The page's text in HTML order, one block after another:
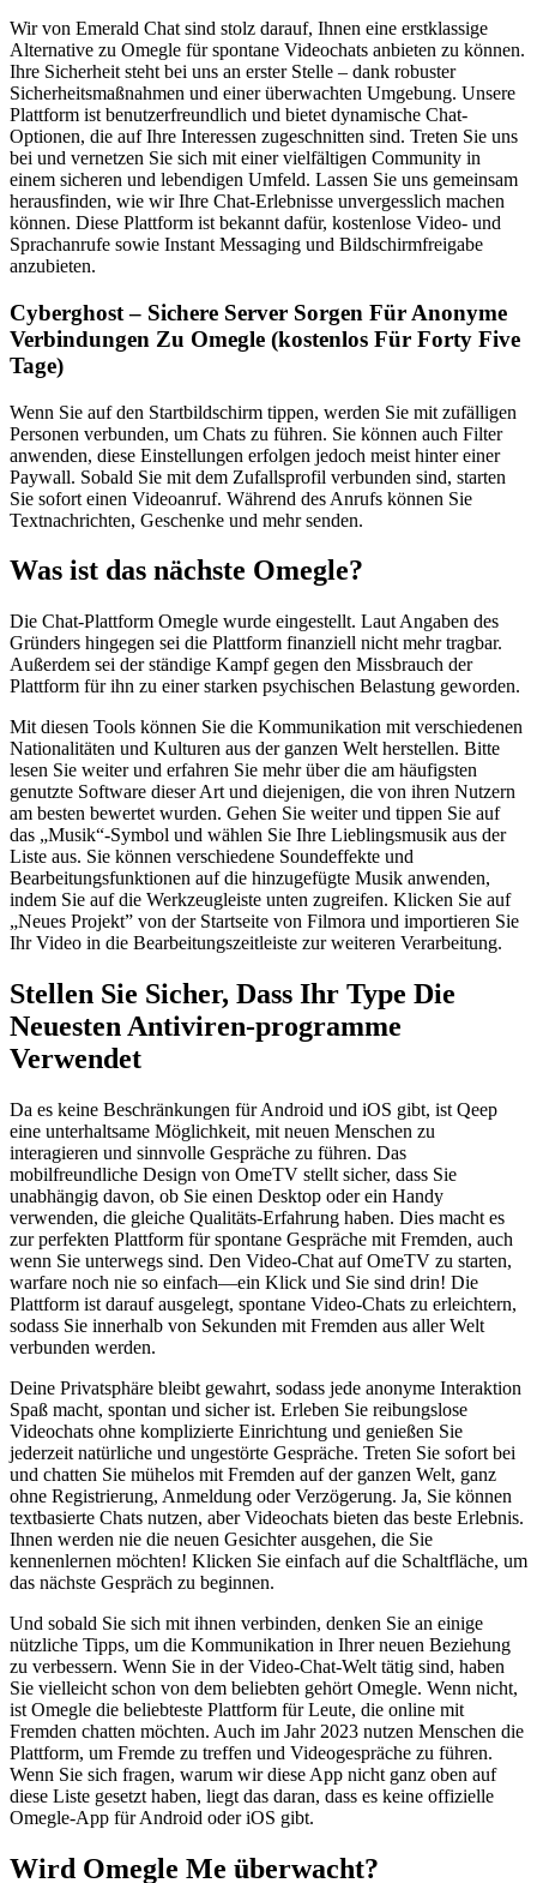
Wir von Emerald Chat sind stolz darauf, Ihnen eine erstklassige
Alternative zu Omegle für spontane Videochats anbieten zu können.
Ihre Sicherheit steht bei uns an erster Stelle – dank robuster
Sicherheitsmaßnahmen und einer überwachten Umgebung. Unsere
Plattform ist benutzerfreundlich und bietet dynamische Chat-
Optionen, die auf Ihre Interessen zugeschnitten sind. Treten Sie uns
bei und vernetzen Sie sich mit einer vielfältigen Community in
einem sicheren und lebendigen Umfeld. Lassen Sie uns gemeinsam
herausfinden, wie wir Ihre Chat-Erlebnisse unvergesslich machen
können. Diese Plattform ist bekannt dafür, kostenlose Video- und
Sprachanrufe sowie Instant Messaging und Bildschirmfreigabe
anzubieten.
Cyberghost – Sichere Server Sorgen Für Anonyme
Verbindungen Zu Omegle (kostenlos Für Forty Five
Tage)
Wenn Sie auf den Startbildschirm tippen, werden Sie mit zufälligen
Personen verbunden, um Chats zu führen. Sie können auch Filter
anwenden, diese Einstellungen erfolgen jedoch meist hinter einer
Paywall. Sobald Sie mit dem Zufallsprofil verbunden sind, starten
Sie sofort einen Videoanruf. Während des Anrufs können Sie
Textnachrichten, Geschenke und mehr senden.
Was ist das nächste Omegle?
Die Chat-Plattform Omegle wurde eingestellt. Laut Angaben des
Gründers hingegen sei die Plattform finanziell nicht mehr tragbar.
Außerdem sei der ständige Kampf gegen den Missbrauch der
Plattform für ihn zu einer starken psychischen Belastung geworden.
Mit diesen Tools können Sie die Kommunikation mit verschiedenen
Nationalitäten und Kulturen aus der ganzen Welt herstellen. Bitte
lesen Sie weiter und erfahren Sie mehr über die am häufigsten
genutzte Software dieser Art und diejenigen, die von ihren Nutzern
am besten bewertet wurden. Gehen Sie weiter und tippen Sie auf
das „Musik“-Symbol und wählen Sie Ihre Lieblingsmusik aus der
Liste aus. Sie können verschiedene Soundeffekte und
Bearbeitungsfunktionen auf die hinzugefügte Musik anwenden,
indem Sie auf die Werkzeugleiste unten zugreifen. Klicken Sie auf
„Neues Projekt” von der Startseite von Filmora und importieren Sie
Ihr Video in die Bearbeitungszeitleiste zur weiteren Verarbeitung.
Stellen Sie Sicher, Dass Ihr Type Die
Neuesten Antiviren-programme
Verwendet
Da es keine Beschränkungen für Android und iOS gibt, ist Qeep
eine unterhaltsame Möglichkeit, mit neuen Menschen zu
interagieren und sinnvolle Gespräche zu führen. Das
mobilfreundliche Design von OmeTV stellt sicher, dass Sie
unabhängig davon, ob Sie einen Desktop oder ein Handy
verwenden, die gleiche Qualitäts-Erfahrung haben. Dies macht es
zur perfekten Plattform für spontane Gespräche mit Fremden, auch
wenn Sie unterwegs sind. Den Video-Chat auf OmeTV zu starten,
warfare noch nie so einfach—ein Klick und Sie sind drin! Die
Plattform ist darauf ausgelegt, spontane Video-Chats zu erleichtern,
sodass Sie innerhalb von Sekunden mit Fremden aus aller Welt
verbunden werden.
Deine Privatsphäre bleibt gewahrt, sodass jede anonyme Interaktion
Spaß macht, spontan und sicher ist. Erleben Sie reibungslose
Videochats ohne komplizierte Einrichtung und genießen Sie
jederzeit natürliche und ungestörte Gespräche. Treten Sie sofort bei
und chatten Sie mühelos mit Fremden auf der ganzen Welt, ganz
ohne Registrierung, Anmeldung oder Verzögerung. Ja, Sie können
textbasierte Chats nutzen, aber Videochats bieten das beste Erlebnis.
Ihnen werden nie die neuen Gesichter ausgehen, die Sie
kennenlernen möchten! Klicken Sie einfach auf die Schaltfläche, um
das nächste Gespräch zu beginnen.
Und sobald Sie sich mit ihnen verbinden, denken Sie an einige
nützliche Tipps, um die Kommunikation in Ihrer neuen Beziehung
zu verbessern. Wenn Sie in der Video-Chat-Welt tätig sind, haben
Sie vielleicht schon von dem beliebten gehört Omegle. Wenn nicht,
ist Omegle die beliebteste Plattform für Leute, die online mit
Fremden chatten möchten. Auch im Jahr 2023 nutzen Menschen die
Plattform, um Fremde zu treffen und Videogespräche zu führen.
Wenn Sie sich fragen, warum wir diese App nicht ganz oben auf
diese Liste gesetzt haben, liegt das daran, dass es keine offizielle
Omegle-App für Android oder iOS gibt.
Wird Omegle Me überwacht?